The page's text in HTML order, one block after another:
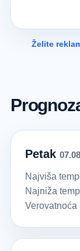
Želite
Petak
Najviša
Najniža
Verovatnoća